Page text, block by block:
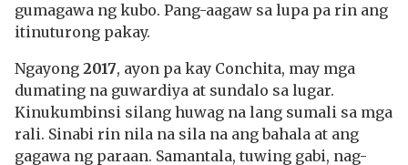
gumagawa ng kubo. Pang-aagaw sa lupa pa rin ang
itinuturong pakay.
Ngayong 2017, ayon pa kay Conchita, may mga
dumating na guwardiya at sundalo sa lugar.
Kinukumbinsi silang huwag na lang sumali sa mga
rali. Sinabi rin nila na sila na ang bahala at ang
gagawa ng paraan. Samantala, tuwing gabi, nag-